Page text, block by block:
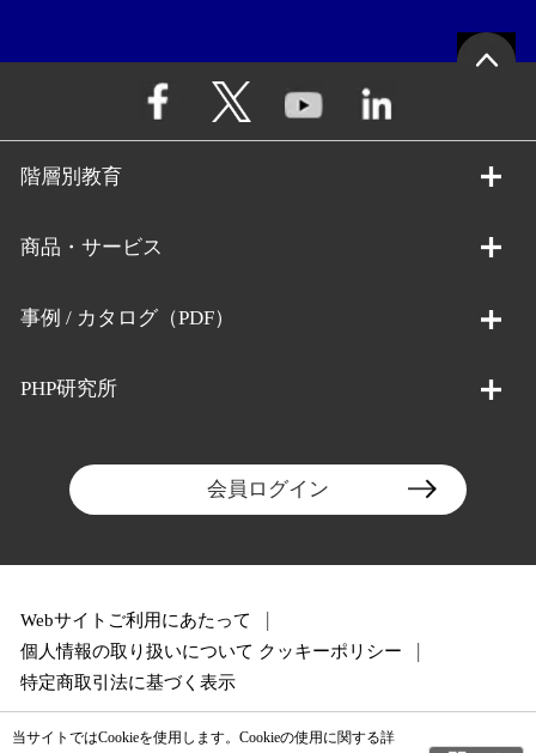
階層別教育
商品・サービス
事例 / カタログ（PDF）
PHP研究所
会員ログイン
Webサイトご利用にあたって
個人情報の取り扱いについて クッキーポリシー
特定商取引法に基づく表示
当サイトではCookieを使用します。Cookieの使用に関する詳